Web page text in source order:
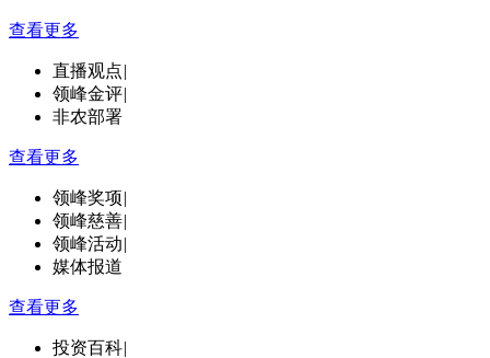
查看更多
直播观点|
领峰金评|
非农部署
查看更多
领峰奖项|
领峰慈善|
领峰活动|
媒体报道
查看更多
投资百科|